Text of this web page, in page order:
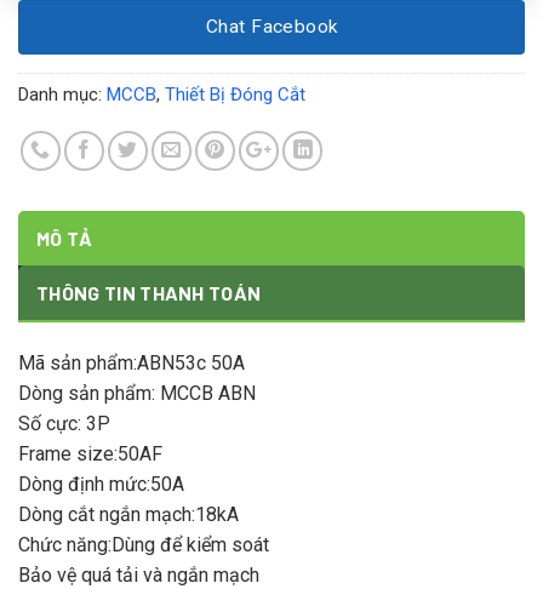
Chat Facebook
Danh mục: MCCB, Thiết Bị Đóng Cắt
MÔ TẢ
THÔNG TIN THANH TOÁN
Mã sản phẩm:ABN53c 50A
Dòng sản phẩm: MCCB ABN
Số cực: 3P
Frame size:50AF
Dòng định mức:50A
Dòng cắt ngắn mạch:18kA
Chức năng:Dùng để kiểm soát
Bảo vệ quá tải và ngắn mạch